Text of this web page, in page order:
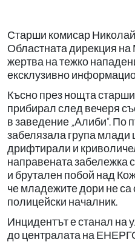
Старши комисар
Областната дирекция
жертва на тежко
ексклузивно
Късно през нощта
прибирал след вечеря
в заведение „Алиби“. По
забелязала група
дрифтирали и
направената забележка
и брутален побой над
че младежите дори не са
полицейски началник.
Инцидентът е станал на
до централата на